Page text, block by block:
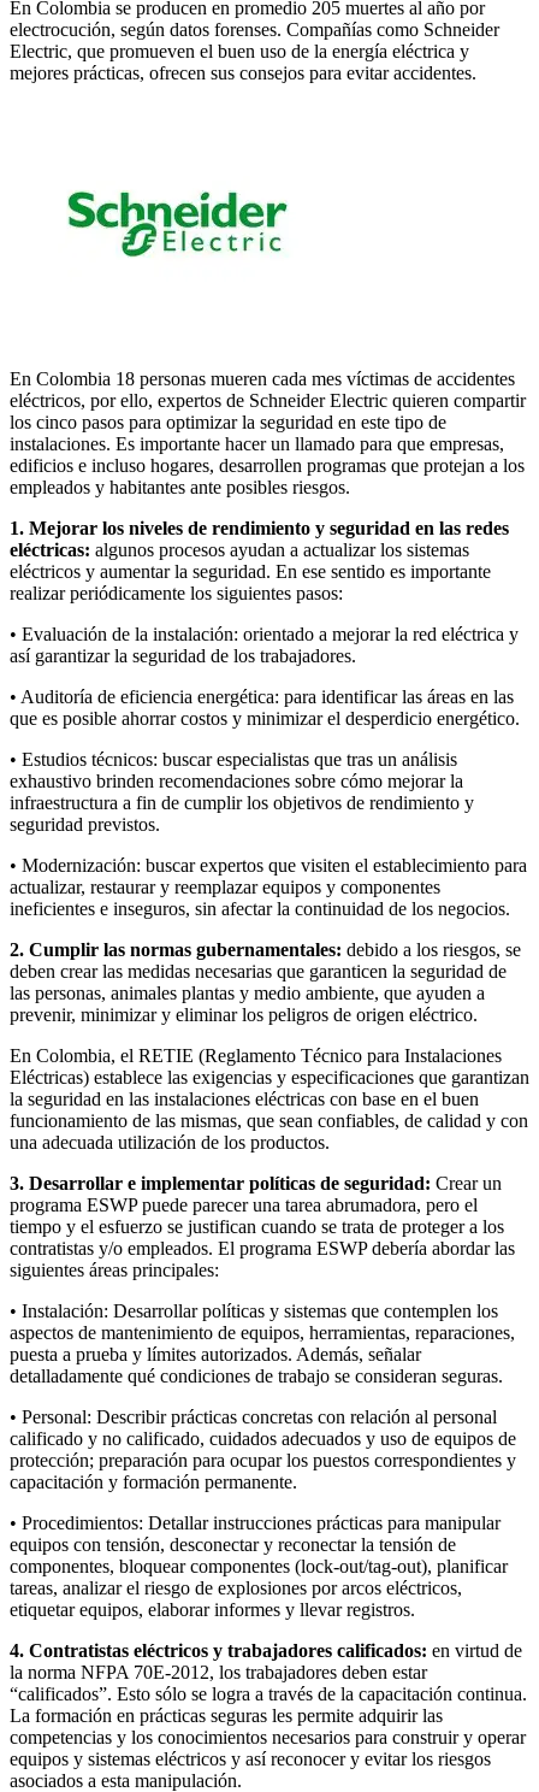
En Colombia se producen en promedio 205 muertes al año por
electrocución, según datos forenses. Compañías como Schneider
Electric, que promueven el buen uso de la energía eléctrica y
mejores prácticas, ofrecen sus consejos para evitar accidentes.
En Colombia 18 personas mueren cada mes víctimas de accidentes
eléctricos, por ello, expertos de Schneider Electric quieren compartir
los cinco pasos para optimizar la seguridad en este tipo de
instalaciones. Es importante hacer un llamado para que empresas,
edificios e incluso hogares, desarrollen programas que protejan a los
empleados y habitantes ante posibles riesgos.
1. Mejorar los niveles de rendimiento y seguridad en las redes
eléctricas: algunos procesos ayudan a actualizar los sistemas
eléctricos y aumentar la seguridad. En ese sentido es importante
realizar periódicamente los siguientes pasos:
• Evaluación de la instalación: orientado a mejorar la red eléctrica y
así garantizar la seguridad de los trabajadores.
• Auditoría de eficiencia energética: para identificar las áreas en las
que es posible ahorrar costos y minimizar el desperdicio energético.
• Estudios técnicos: buscar especialistas que tras un análisis
exhaustivo brinden recomendaciones sobre cómo mejorar la
infraestructura a fin de cumplir los objetivos de rendimiento y
seguridad previstos.
• Modernización: buscar expertos que visiten el establecimiento para
actualizar, restaurar y reemplazar equipos y componentes
ineficientes e inseguros, sin afectar la continuidad de los negocios.
2. Cumplir las normas gubernamentales: debido a los riesgos, se
deben crear las medidas necesarias que garanticen la seguridad de
las personas, animales plantas y medio ambiente, que ayuden a
prevenir, minimizar y eliminar los peligros de origen eléctrico.
En Colombia, el RETIE (Reglamento Técnico para Instalaciones
Eléctricas) establece las exigencias y especificaciones que garantizan
la seguridad en las instalaciones eléctricas con base en el buen
funcionamiento de las mismas, que sean confiables, de calidad y con
una adecuada utilización de los productos.
3. Desarrollar e implementar políticas de seguridad: Crear un
programa ESWP puede parecer una tarea abrumadora, pero el
tiempo y el esfuerzo se justifican cuando se trata de proteger a los
contratistas y/o empleados. El programa ESWP debería abordar las
siguientes áreas principales:
• Instalación: Desarrollar políticas y sistemas que contemplen los
aspectos de mantenimiento de equipos, herramientas, reparaciones,
puesta a prueba y límites autorizados. Además, señalar
detalladamente qué condiciones de trabajo se consideran seguras.
• Personal: Describir prácticas concretas con relación al personal
calificado y no calificado, cuidados adecuados y uso de equipos de
protección; preparación para ocupar los puestos correspondientes y
capacitación y formación permanente.
• Procedimientos: Detallar instrucciones prácticas para manipular
equipos con tensión, desconectar y reconectar la tensión de
componentes, bloquear componentes (lock-out/tag-out), planificar
tareas, analizar el riesgo de explosiones por arcos eléctricos,
etiquetar equipos, elaborar informes y llevar registros.
4. Contratistas eléctricos y trabajadores calificados: en virtud de
la norma NFPA 70E-2012, los trabajadores deben estar
“calificados”. Esto sólo se logra a través de la capacitación continua.
La formación en prácticas seguras les permite adquirir las
competencias y los conocimientos necesarios para construir y operar
equipos y sistemas eléctricos y así reconocer y evitar los riesgos
asociados a esta manipulación.